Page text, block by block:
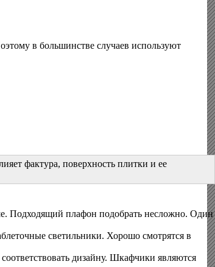
в большинстве случаев используют
фактура, поверхность плитки и ее
Подходящий плафон подобрать несложно. Один
светильники. Хорошо смотрятся в
дизайну. Шкафчики являются